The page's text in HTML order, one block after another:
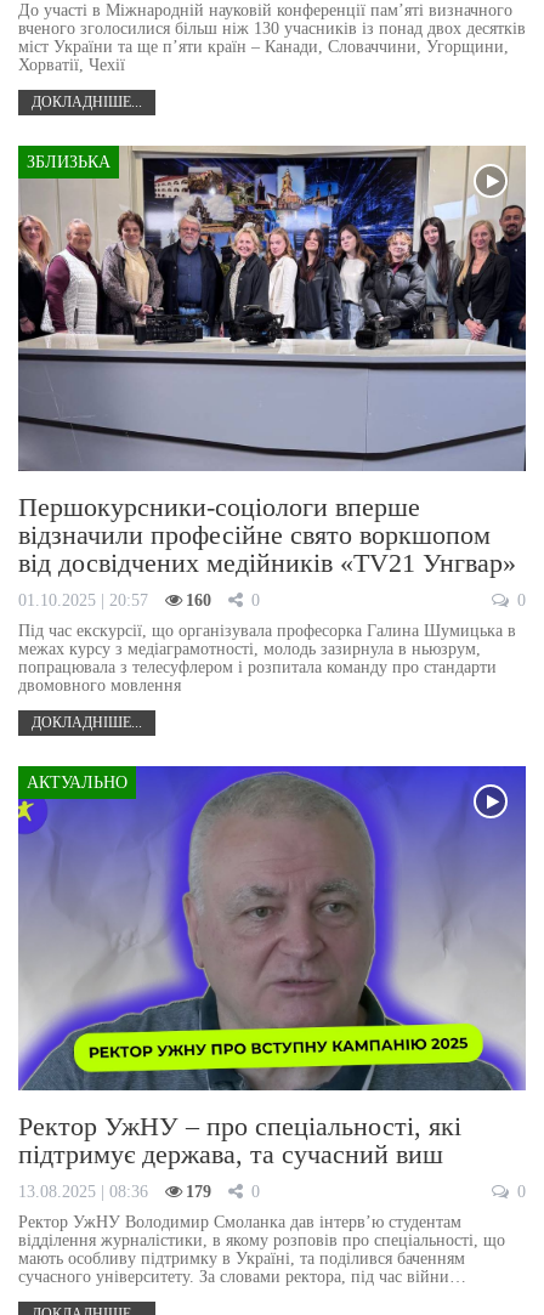
До участі в Міжнародній науковій конференції пам’яті визначного
вченого зголосилися більш ніж 130 учасників із понад двох десятків
міст України та ще п’яти країн – Канади, Словаччини, Угорщини,
Хорватії, Чехії
ДОКЛАДНІШЕ...
ЗБЛИЗЬКА
Першокурсники-соціологи вперше
відзначили професійне свято воркшопом
від досвідчених медійників «TV21 Унгвар»
01.10.2025 | 20:57 160 0
0
Під час екскурсії, що організувала професорка Галина Шумицька в
межах курсу з медіаграмотності, молодь зазирнула в ньюзрум,
попрацювала з телесуфлером і розпитала команду про стандарти
двомовного мовлення
ДОКЛАДНІШЕ...
АКТУАЛЬНО
Ректор УжНУ – про спеціальності, які
підтримує держава, та сучасний виш
13.08.2025 | 08:36 179 0
0
Ректор УжНУ Володимир Смоланка дав інтерв’ю студентам
відділення журналістики, в якому розповів про спеціальності, що
мають особливу підтримку в Україні, та поділився баченням
сучасного університету. За словами ректора, під час війни…